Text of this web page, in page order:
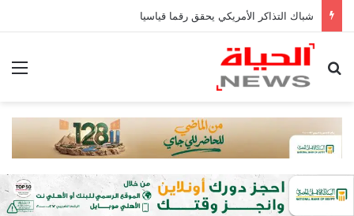
شباك التذاكر الأمريكي يحقق رقما قياسيا
بحث عن